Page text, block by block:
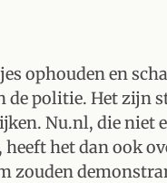
ophouden en
de politie. Het zijn
Nu.nl, die niet
het dan ook
zouden